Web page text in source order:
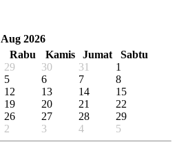
Aug 2026
Rabu Kamis Jumat
Sabtu
29 30 31
1
5 6 7
8
12 13 14
15
19 20 21
22
26 27 28
29
2 3 4 5